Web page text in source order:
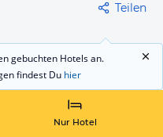
Teilen
gebuchten Hotels an.
findest Du hier
Nur Hotel